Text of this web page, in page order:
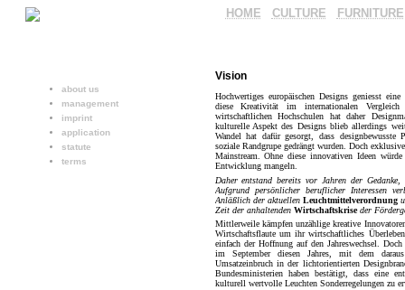
HOME CULTURE FURNITURE
Vision
Hochwertiges europäischen Designs geniesst
diese Kreativität im internationalen Vergleich
wirtschaftlichen Hochschulen hat daher
kulturelle Aspekt des Designs blieb allerdings
Wandel hat dafür gesorgt, dass designbewusste
soziale Randgrupe gedrängt wurden. Doch
Mainstream. Ohne diese innovativen Ideen
Entwicklung mangeln.
Daher entstand bereits vor Jahren der Gedanke,
Aufgrund persönlicher beruflicher Interessen
Anläßlich der aktuellenLeuchtmittelverordnung
Zeit der anhaltenden Wirtschaftskriseder
Mittlerweile kämpfen unzählige kreative
Wirtschaftsflaute um ihr wirtschaftliches
einfach der Hoffnung auf den Jahreswechsel.
im September diesen Jahres, mit dem
Umsatzeinbruch in der lichtorientierten
Bundesministerien haben bestätigt, dass eine
kulturell wertvolle Leuchten Sonderregelungen zu
about us
management
imprint
application
statute
terms